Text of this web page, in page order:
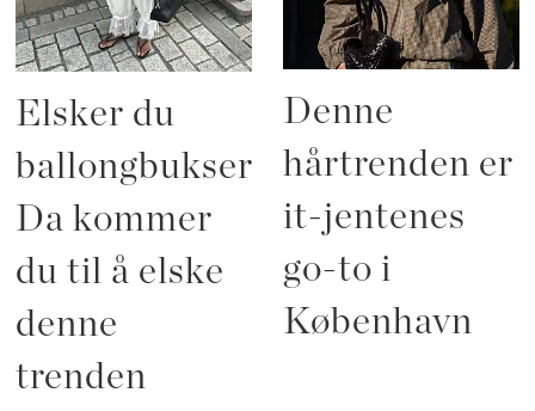
Elsker du
ballongbukser?
Da kommer
du til å elske
denne
trenden
Denne
hårtrenden er
it-jentenes
go-to i
København